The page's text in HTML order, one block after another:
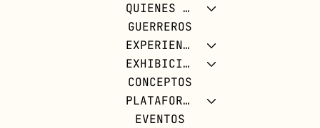
BRAIDING OUR STORIES
QUIENES SOMOS
GUERREROS
EXPERIENCIAS
EXHIBICIONES
CONCEPTOS
PLATAFORMA FOW
EVENTOS